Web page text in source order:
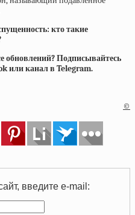
кто такие
обновлений? Подписывайтесь
или канал в Telegram.
©
введите e-mail: